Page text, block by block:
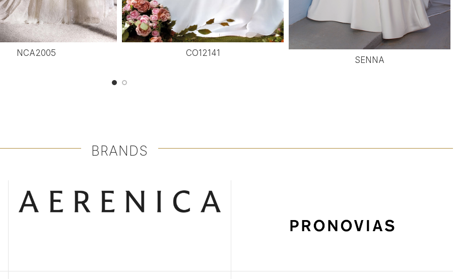
NCA2005 CO12141
SENNA
BRANDS